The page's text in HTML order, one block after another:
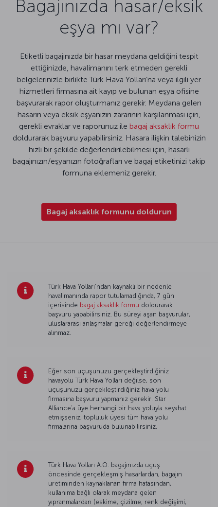
Bagajınızda hasar/eksik
eşya mı var?
Etiketli bagajınızda bir hasar meydana geldiğini tespit
ettiğinizde, havalimanını terk etmeden gerekli
belgelerinizle birlikte Türk Hava Yolları’na veya ilgili yer
hizmetleri firmasına ait kayıp ve bulunan eşya ofisine
başvurarak rapor oluşturmanız gerekir. Meydana gelen
hasarın veya eksik eşyanızın zararının karşılanması için,
gerekli evraklar ve raporunuz ile bagaj aksaklık formu
doldurarak başvuru yapabilirsiniz. Hasara ilişkin talebinizin
hızlı bir şekilde değerlendirilebilmesi için, hasarlı
bagajınızın/eşyanızın fotoğrafları ve bagaj etiketinizi takip
formuna eklemeniz gerekir.
Bagaj aksaklık formunu doldurun
Türk Hava Yolları’ndan kaynaklı bir nedenle
havalimanında rapor tutulamadığında, 7 gün
içerisinde bagaj aksaklık formu doldurarak
başvuru yapabilirsiniz. Bu süreyi aşan başvurular,
uluslararası anlaşmalar gereği değerlendirmeye
alınmaz.
Eğer son uçuşunuzu gerçekleştirdiğiniz
havayolu Türk Hava Yolları değilse, son
uçuşunuzu gerçekleştirdiğiniz hava yolu
firmasına başvuru yapmanız gerekir. Star
Alliance’a üye herhangi bir hava yoluyla seyahat
etmişseniz, topluluk üyesi tüm hava yolu
firmalarına başvuruda bulunabilirsiniz.
Türk Hava Yolları A.O. bagajınızda uçuş
öncesinde gerçekleşmiş hasarlardan, bagajın
üretiminden kaynaklanan firma hatasından,
kullanıma bağlı olarak meydana gelen
yıpranmalardan (eskime, çizilme, renk değişimi,